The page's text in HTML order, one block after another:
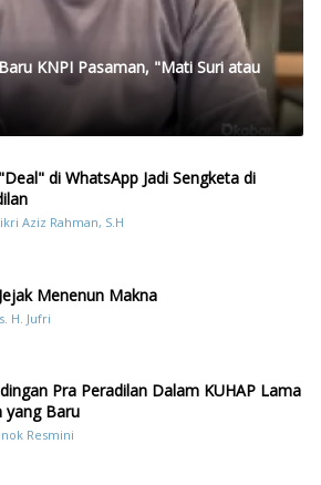
KNPI Pasaman, "Mati Suri atau
di WhatsApp Jadi Sengketa di
Aziz Rahman, S.H
Menenun Makna
H. Jufri
Pra Peradilan Dalam KUHAP Lama
yang Baru
Resmini